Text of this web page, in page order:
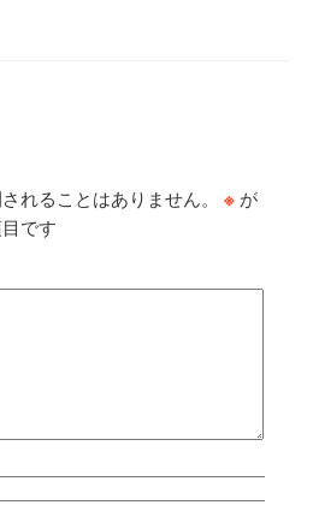
れることはありません。 ※ が
です